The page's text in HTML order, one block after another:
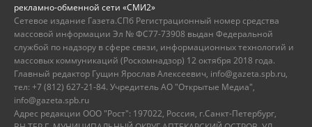
рекламно-обменной сети «СМИ2»
Сетевое издание Газета.СПб Регистрационный номер средства
массовой информации Эл № ФС77-73908 выдан Федеральной
службой по надзору в сфере связи, информационных технологий и
массовых коммуникаций (Роскомнадзор) 12 октября 2018 года.
Главный редактор Гущин Ярослав Алексеевич, info@gazeta.spb.ru,
тел: +7 (812) 627-21-84. Учредитель АО "Открытые Медиа",
info@gazeta.spb.ru
Адрес редакции ООО "Рост": 197022, Россия, г.Санкт-Петербург,